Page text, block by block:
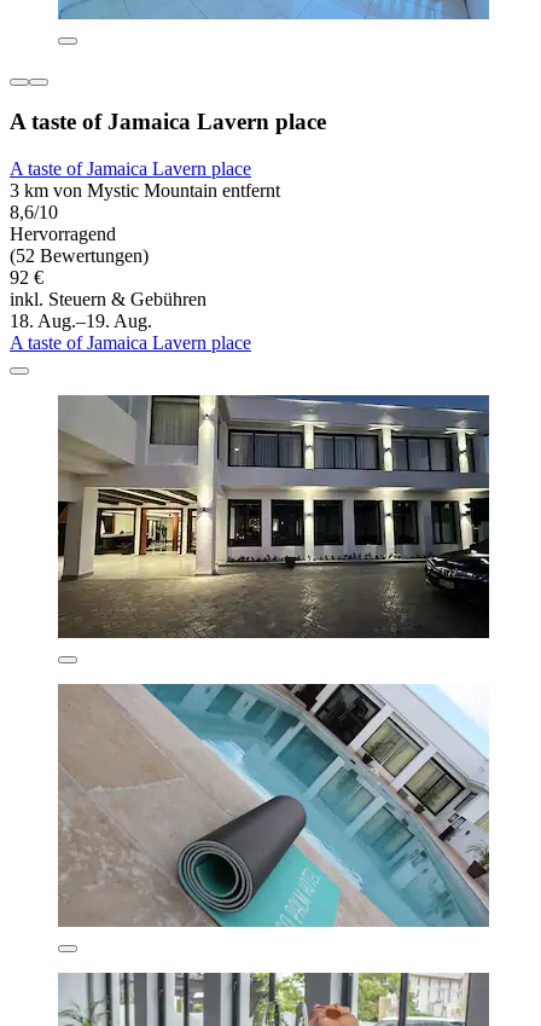
A taste of Jamaica Lavern place
A taste of Jamaica Lavern place
3 km von Mystic Mountain entfernt
8,6/10
Hervorragend
(52 Bewertungen)
92 €
inkl. Steuern & Gebühren
18. Aug.–19. Aug.
A taste of Jamaica Lavern place